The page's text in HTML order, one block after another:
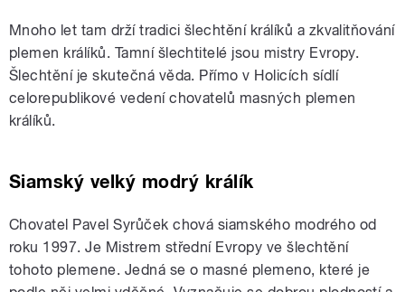
Mnoho let tam drží tradici šlechtění králíků a zkvalitňování
plemen králíků. Tamní šlechtitelé jsou mistry Evropy.
Šlechtění je skutečná věda. Přímo v Holicích sídlí
celorepublikové vedení chovatelů masných plemen
králíků.
Siamský velký modrý králík
Chovatel Pavel Syrůček chová siamského modrého od
roku 1997. Je Mistrem střední Evropy ve šlechtění
tohoto plemene. Jedná se o masné plemeno, které je